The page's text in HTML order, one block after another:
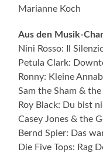
Marianne Koch
Aus den Musik-
Nini Rosso: Il
Petula Clark:
Ronny: Kleine
Sam the Sham &
Roy Black: Du bist
Casey Jones & the
Bernd Spier: Das
Die Five Tops: Rag